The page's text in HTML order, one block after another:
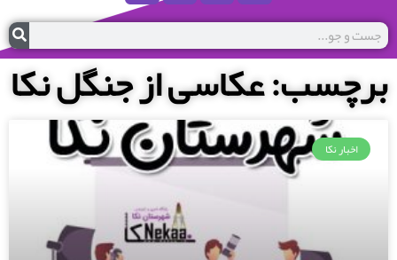
برچسب: عکاسی از جنگل نکا
اخبار نکا